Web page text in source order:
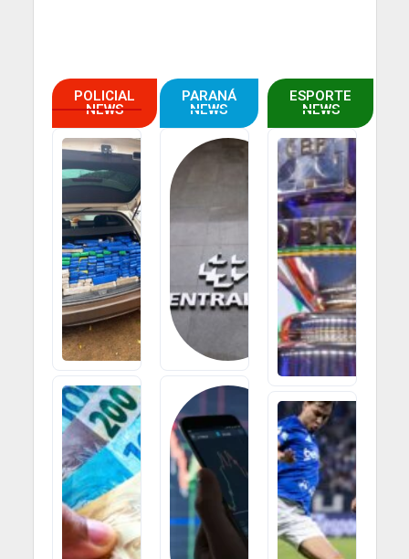
POLICIAL
NEWS
Homem De
44 Anos É
Preso Com
Grande
Abordagem
Policial Na
Região
7 DE AGOSTO
Bancos
Endurecem
Concessão
De Crédito
Diante Do
Aumento Da
Inadimplência
7 DE AGOSTO
PARANÁ
NEWS
Queda Da
Selic Tende A
Impulsionar
Investimentos,
Mercado
Imobiliário E
Agronegócio
Na Região De
Maringá
6 DE AGOSTO DE
2026
Mercado
Financeiro
Encerra O Dia
03/08 Em
Compasso De
Espera Pelo
Copom E Por
Indicadores
Internacionais
ESPORTE
NEWS